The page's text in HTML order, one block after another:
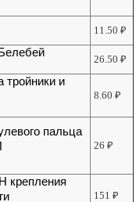
11.50₽
26.50₽
тройники и
8.60₽
пальца
26₽
крепления
151₽